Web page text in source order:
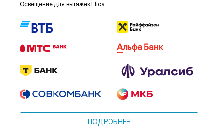
Освещение для вытяжек Elica
ПОДРОБНЕЕ